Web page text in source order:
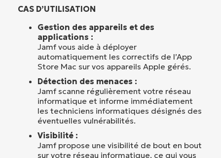
CAS D’UTILISATION
Gestion des appareils et des
applications :
Jamf vous aide à déployer
automatiquement les correctifs de l’App
Store Mac sur vos appareils Apple gérés.
Détection des menaces :
Jamf scanne régulièrement votre réseau
informatique et informe immédiatement
les techniciens informatiques désignés des
éventuelles vulnérabilités.
Visibilité :
Jamf propose une visibilité de bout en bout
sur votre réseau informatique, ce qui vous